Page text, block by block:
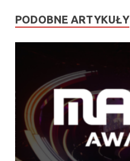
PODOBNE ARTYKUŁY